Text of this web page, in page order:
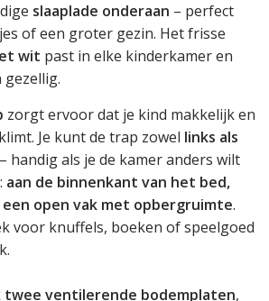
slaaplade onderaan – perfect
of een groter gezin. Het frisse
wit past in elke kinderkamer en
zorgt ervoor dat je kind makkelijk en
Je kunt de trap zowel links als
handig als je de kamer anders wilt
aan de binnenkant van het bed,
open vak met opbergruimte.
voor knuffels, boeken of speelgoed
twee ventilerende bodemplaten,